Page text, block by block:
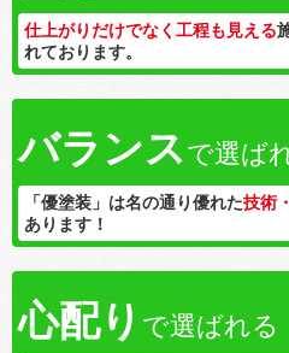
仕上がりだけでなく工程も見える
れております。
バランスで選ば
「優塗装」は名の通り優れた技術
あります！
心配り で選ばれる